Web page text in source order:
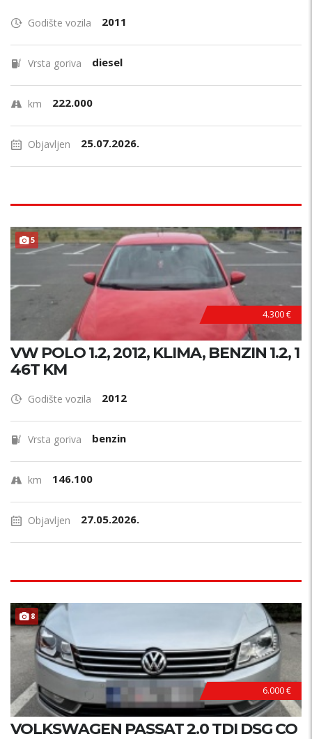
Godište vozila 2011
Vrsta goriva diesel
km 222.000
Objavljen 25.07.2026.
5 ODRŽAVAN !
4.300 €
VW POLO 1.2, 2012, KLIMA, BENZIN 1.2, 1
46T KM
Godište vozila 2012
Vrsta goriva benzin
km 146.100
Objavljen 27.05.2026.
8
6.000 €
VOLKSWAGEN PASSAT 2.0 TDI DSG CO